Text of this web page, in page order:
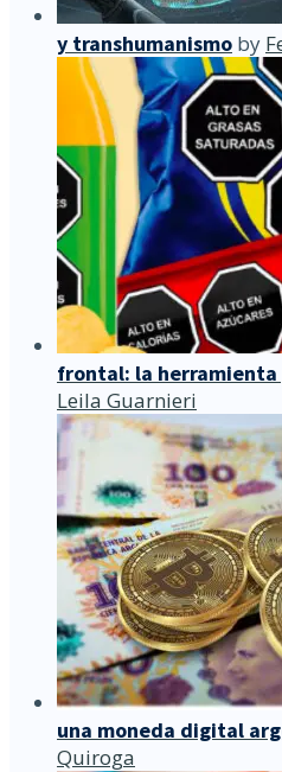
y transhumanismo by
frontal: la
Leila Guarnieri
una moneda digital
Quiroga